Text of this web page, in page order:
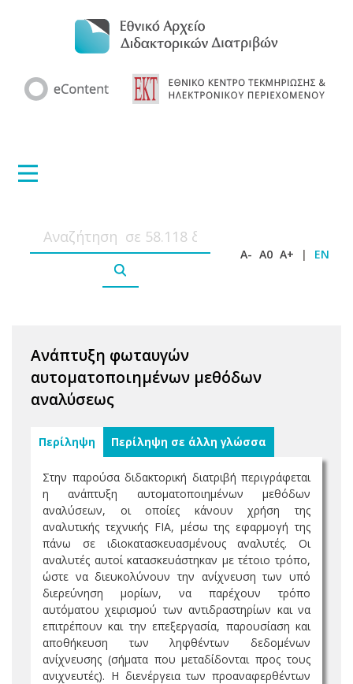
A- A0 A+ | EN
Ανάπτυξη φωταυγών
αυτοματοποιημένων μεθόδων
αναλύσεως
Περίληψη Περίληψη σε άλλη γλώσσα
Στην παρούσα διδακτορική διατριβή περιγράφεται
η ανάπτυξη αυτοματοποιημένων μεθόδων
αναλύσεων, οι οποίες κάνουν χρήση της
αναλυτικής τεχνικής FIA, μέσω της εφαρμογή της
πάνω σε ιδιοκατασκευασμένους αναλυτές. Οι
αναλυτές αυτοί κατασκευάστηκαν με τέτοιο τρόπο,
ώστε να διευκολύνουν την ανίχνευση των υπό
διερεύνηση μορίων, να παρέχουν τρόπο
αυτόματου χειρισμού των αντιδραστηρίων και να
επιτρέπουν και την επεξεργασία, παρουσίαση και
αποθήκευση των ληφθέντων δεδομένων
ανίχνευσης (σήματα που μεταδίδονται προς τους
ανιχνευτές). Η διενέργεια των προαναφερθέντων